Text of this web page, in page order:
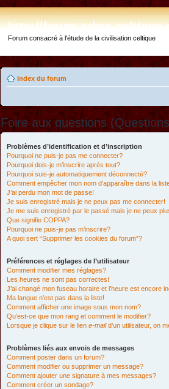
http://forum.arbre-
Forum consacré à l'étude de la civilisation celtique
Index du forum
Foire aux questions
Problèmes d’identification et d’inscription
Pourquoi ne puis-je pas me connecter?
Pourquoi dois-je m’inscrire après tout?
Pourquoi suis-je automatiquement déconnecté?
Comment empêcher mon nom d’apparaître dans la
J’ai perdu mon mot de passe!
Je suis enregistré mais je ne peux pas me connecter!
Je me suis enregistré par le passé mais je ne peux
Que signifie COPPA?
Pourquoi ne puis-je pas m’inscrire?
A quoi sert “Supprimer les cookies du forum”?
Préférences et réglages de l’utilisateur
Comment modifier mes réglages?
Les heures ne sont pas correctes!
J’ai changé mon fuseau horaire et l’heure est encore
Ma langue n’est pas dans la liste!
Comment afficher une image sous mon nom?
Qu’est-ce que mon rang et comment le modifier?
Lorsque je clique sur le lien e-maild’un utilisateur, on
Problèmes liés aux envois de messages
Comment poster dans un forum?
Comment modifier ou supprimer un message?
Comment ajouter une signature à mes messages?
Comment créer un sondage?